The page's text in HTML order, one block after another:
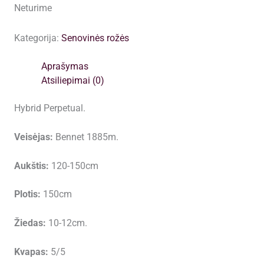
Neturime
Kategorija: Senovinės rožės
Aprašymas
Atsiliepimai (0)
Hybrid Perpetual.
Veisėjas: Bennet 1885m.
Aukštis: 120-150cm
Plotis: 150cm
Žiedas: 10-12cm.
Kvapas: 5/5